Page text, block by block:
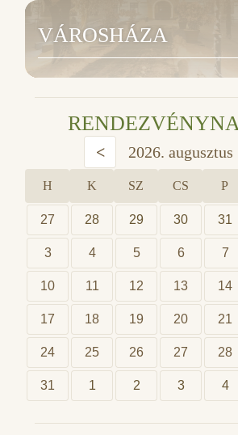
VÁROSHÁZA
< 2026. augusztus
H K SZ CS P
27 28 29 30 31
3 4 5 6 7
10 11 12 13 14
17 18 19 20 21
24 25 26 27 28
31 1 2 3 4